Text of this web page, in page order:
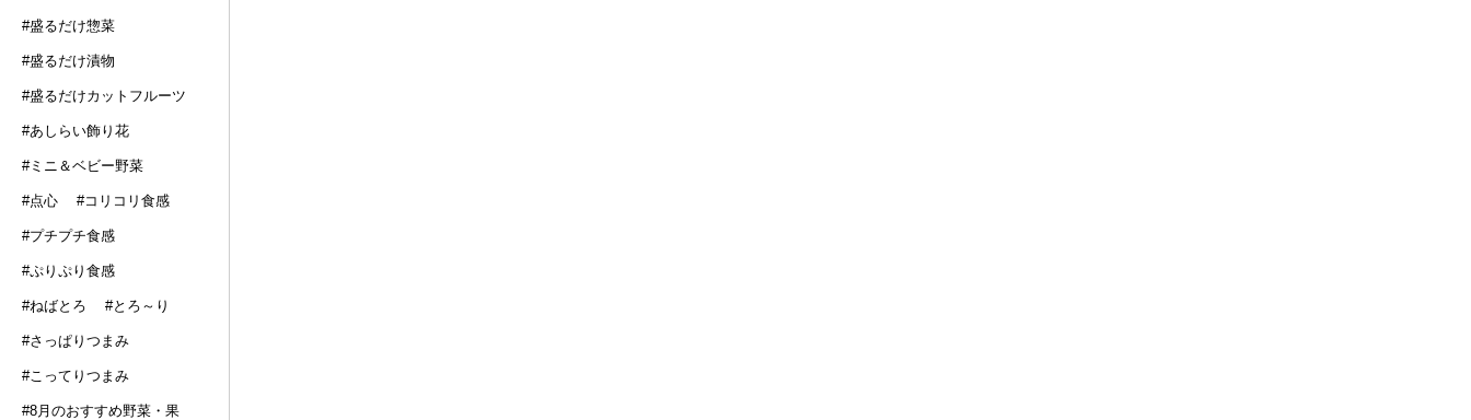
#盛るだけ惣菜
#盛るだけ漬物
#盛るだけカットフルーツ
#あしらい飾り花
#ミニ＆ベビー野菜
#点心 #コリコリ食感
#プチプチ食感
#ぷりぷり食感
#ねばとろ #とろ～り
#さっぱりつまみ
#こってりつまみ
#8月のおすすめ野菜・果